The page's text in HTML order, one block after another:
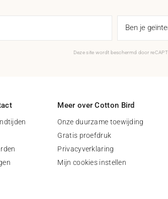
Deze site wordt beschermd door
Meer over Cotton Bird
Onze duurzame toewijding
Gratis proefdruk
Privacyverklaring
Mijn cookies instellen